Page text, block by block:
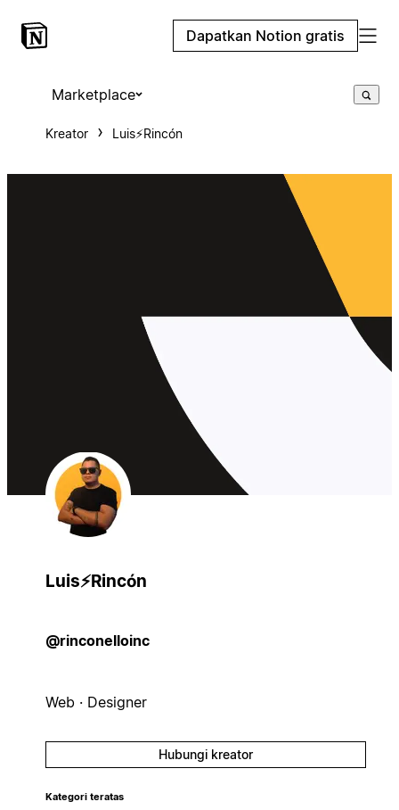
Dapatkan Notion gratis
Marketplace
Kreator Luis⚡Rincón
Luis⚡Rincón
@rinconelloinc
Web · Designer
Hubungi kreator
Kategori teratas